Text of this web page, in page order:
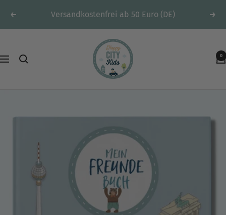
zumZurück Versandkostenfrei ab 50 Euro (DE)
Navigation
HappyCITYKids
-
Spielteppiche
0